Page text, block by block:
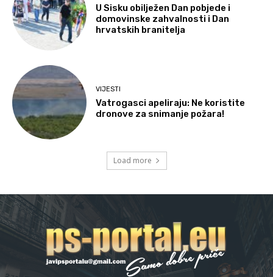
U Sisku obilježen Dan pobjede i
domovinske zahvalnosti i Dan
hrvatskih branitelja
VIJESTI
Vatrogasci apeliraju: Ne koristite
dronove za snimanje požara!
Load more